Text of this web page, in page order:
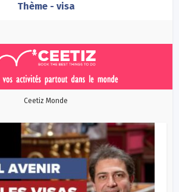
Thème - visa
Ceetiz Monde